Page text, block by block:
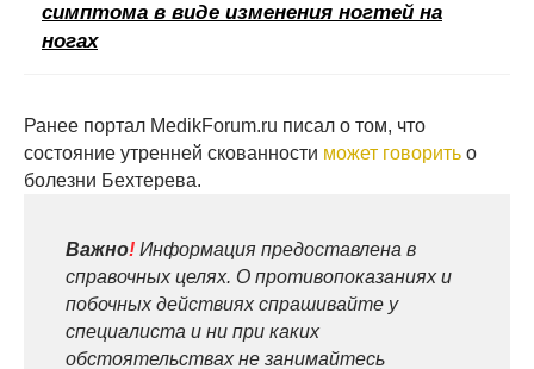
симптома в виде изменения ногтей на
ногах
Ранее портал MedikForum.ru писал о том, что
состояние утренней скованности может говорить о
болезни Бехтерева.
Важно! Информация предоставлена в
справочных целях. О противопоказаниях и
побочных действиях спрашивайте у
специалиста и ни при каких
обстоятельствах не занимайтесь